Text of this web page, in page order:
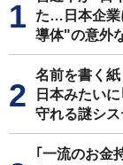
た…日本企業
導体"の意外
名前を書く
日本みたい
守れる謎シス
｢一流のお金